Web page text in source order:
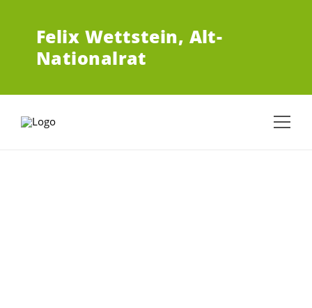
Felix Wettstein, Alt-
Nationalrat